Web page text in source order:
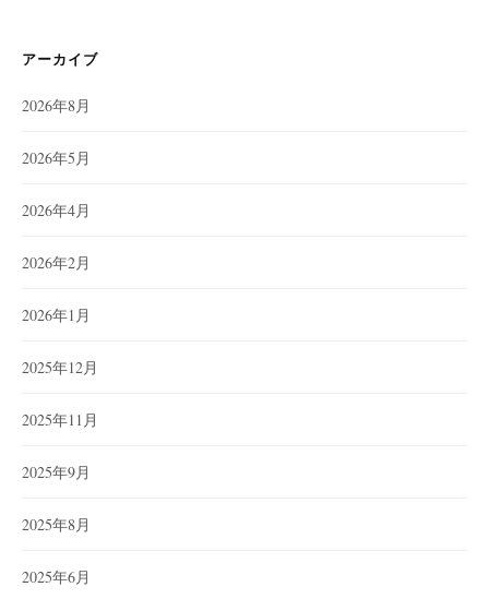
アーカイブ
2026年8月
2026年5月
2026年4月
2026年2月
2026年1月
2025年12月
2025年11月
2025年9月
2025年8月
2025年6月